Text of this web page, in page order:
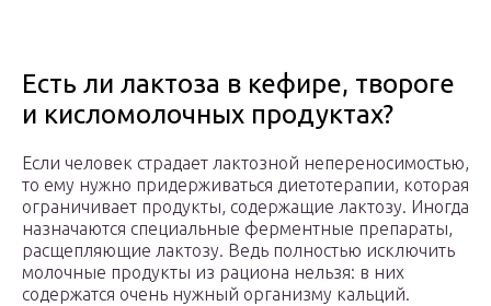
Есть ли лактоза в кефире, твороге
и кисломолочных продуктах?
Если человек страдает лактозной непереносимостью,
то ему нужно придерживаться диетотерапии, которая
ограничивает продукты, содержащие лактозу. Иногда
назначаются специальные ферментные препараты,
расщепляющие лактозу. Ведь полностью исключить
молочные продукты из рациона нельзя: в них
содержатся очень нужный организму кальций.